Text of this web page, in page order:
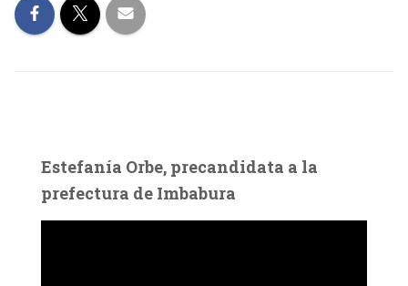
Estefanía Orbe, precandidata a la
prefectura de Imbabura